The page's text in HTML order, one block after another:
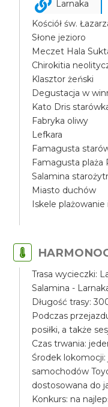
Larnaka
Kościół św.
Słone jezioro
Meczet Hala
Chirokitia
Klasztor żeński
Degustacja w
Kato Dris
Fabryka oliwy
Lefkara
Famagusta
Famagusta plaża
Salamina
Miasto duchów
Iskele plażowanie
Trasa wycieczki:
Salamina -
Długość trasy:
Podczas
posiłki, a także
Czas trwania:
Środek
samochodów
dostosowana do
Konkurs: na